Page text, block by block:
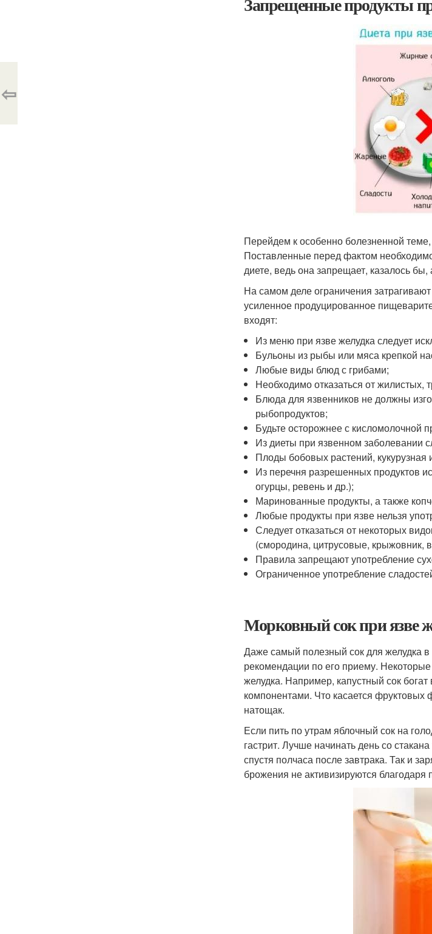
Перейдем к особенно болезненной
Поставленные перед фактом
диете, ведь она запрещает, казалось
На самом деле ограничения
усиленное продуцированное
входят:
Из меню при язве желудка следует
Бульоны из рыбы или мяса крепкой
Любые виды блюд с грибами;
Необходимо отказаться от
Блюда для язвенников не должны
рыбопродуктов;
Будьте осторожнее с кисломолочной
Из диеты при язвенном заболевании
Плоды бобовых растений, кукурузная
Из перечня разрешенных продуктов
огурцы, ревень и др.);
Маринованные продукты, а также
Любые продукты при язве нельзя
Следует отказаться от некоторых
(смородина, цитрусовые, крыжовник,
Правила запрещают употребление
Ограниченное употребление
Морковный сок при язве
Даже самый полезный сок для желудка
рекомендации по его приему.
желудка. Например, капустный сок
компонентами. Что касается
натощак.
Если пить по утрам яблочный сок на
гастрит. Лучше начинать день со
спустя полчаса после завтрака. Так и
брожения не активизируются
⇦